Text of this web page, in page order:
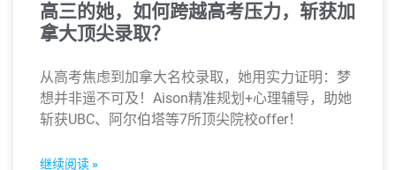
高三的她，如何跨越高考压力，斩获加
拿大顶尖录取？
从高考焦虑到加拿大名校录取，她用实力证明：梦
想并非遥不可及！Aison精准规划+心理辅导，助她
斩获UBC、阿尔伯塔等7所顶尖院校offer！
继续阅读 »